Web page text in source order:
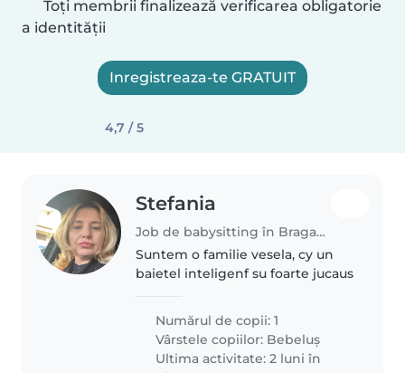
Toți membrii finalizează verificarea obligatorie
a identității
Inregistreaza-te GRATUIT
4,7 / 5
Stefania
Job de babysitting în Bragadiru
Suntem o familie vesela, cy un
baietel inteligenf su foarte jucaus
Numărul de copii: 1
Vârstele copiilor: Bebeluș
Ultima activitate: 2 luni în